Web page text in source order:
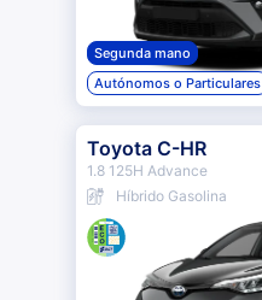
Segunda mano
Autónomos o Particulares
Toyota C-HR
1.8 125H Advance
Híbrido Gasolina